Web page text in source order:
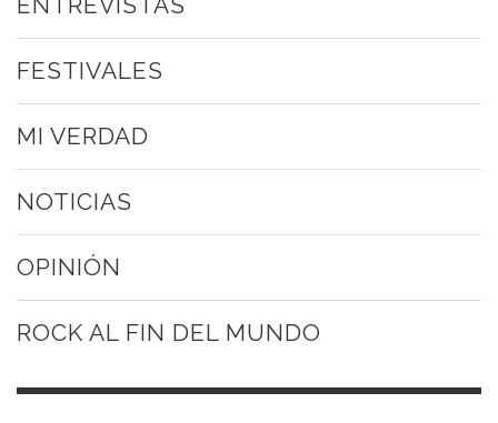
FESTIVALES
MI VERDAD
NOTICIAS
OPINIÓN
ROCK AL FIN DEL MUNDO